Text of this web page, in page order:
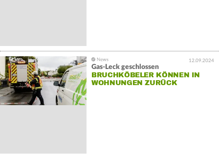
12.09.2024
Gas-Leck geschlossen
BRUCHKÖBELER KÖNNEN IN
WOHNUNGEN ZURÜCK